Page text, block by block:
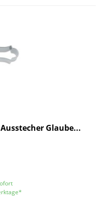
Glaube...